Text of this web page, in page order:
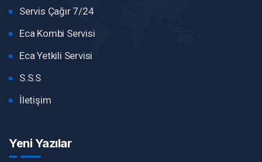
Servis Çağır 7/24
Eca Kombi Servisi
Eca Yetkili Servisi
S.S.S
İletişim
Yeni Yazılar